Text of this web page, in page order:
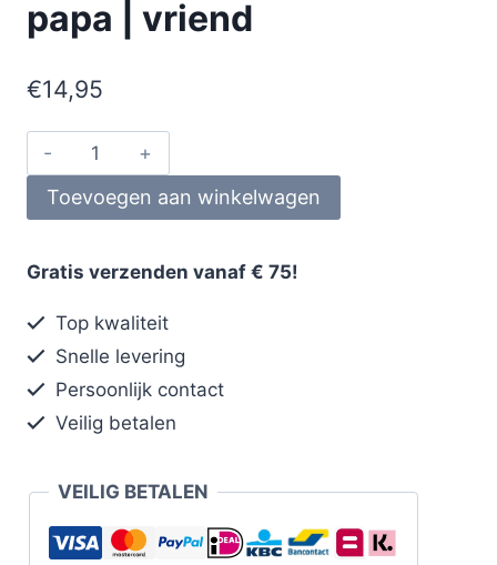
papa | vriend
€14,95
Toevoegen aan winkelwagen
Gratis verzenden vanaf € 75!
Top kwaliteit
Snelle levering
Persoonlijk contact
Veilig betalen
VEILIG BETALEN